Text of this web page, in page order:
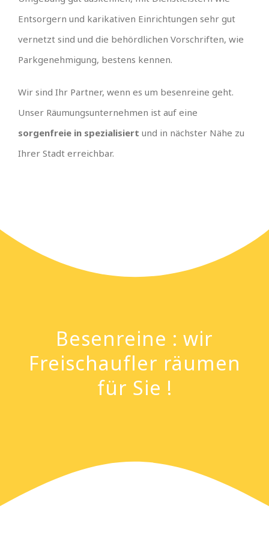
Entsorgern und karikativen Einrichtungen sehr gut
vernetzt sind und die behördlichen Vorschriften, wie
Parkgenehmigung, bestens kennen.
Wir sind Ihr Partner, wenn es um besenreine geht.
Unser Räumungsunternehmen ist auf eine
sorgenfreie in spezialisiert und in nächster Nähe zu
Ihrer Stadt erreichbar.
Besenreine : wir
Freischaufler räumen
für Sie !